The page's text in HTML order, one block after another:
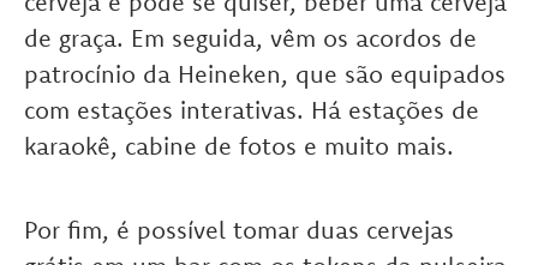
de graça. Em seguida, vêm os acordos de
patrocínio da Heineken, que são equipados
com estações interativas. Há estações de
karaokê, cabine de fotos e muito mais.
Por fim, é possível tomar duas cervejas